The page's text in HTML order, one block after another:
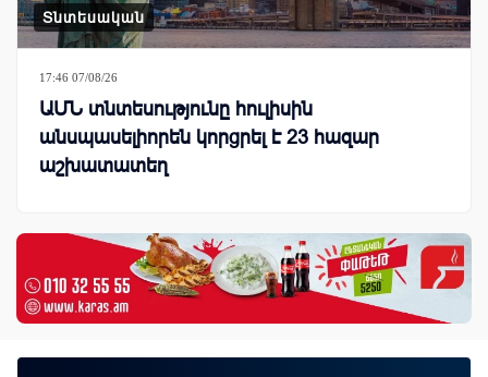
Տնտեսական
17:46 07/08/26
ԱՄՆ տնտեսությունը հուլիսին
անսպասելիորեն կորցրել է 23 հազար
աշխատատեղ